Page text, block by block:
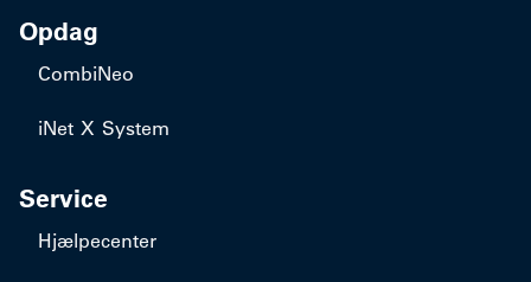
Opdag
CombiNeo
iNet X System
Service
Hjælpecenter